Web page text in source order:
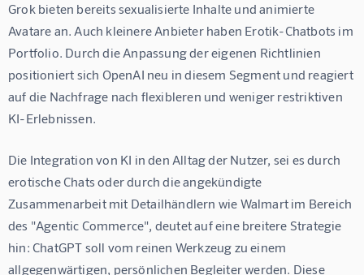
Grok bieten bereits sexualisierte Inhalte und animierte
Avatare an. Auch kleinere Anbieter haben Erotik-Chatbots im
Portfolio. Durch die Anpassung der eigenen Richtlinien
positioniert sich OpenAI neu in diesem Segment und reagiert
auf die Nachfrage nach flexibleren und weniger restriktiven
KI-Erlebnissen.
Die Integration von KI in den Alltag der Nutzer, sei es durch
erotische Chats oder durch die angekündigte
Zusammenarbeit mit Detailhändlern wie Walmart im Bereich
des "Agentic Commerce", deutet auf eine breitere Strategie
hin: ChatGPT soll vom reinen Werkzeug zu einem
allgegenwärtigen, persönlichen Begleiter werden. Diese